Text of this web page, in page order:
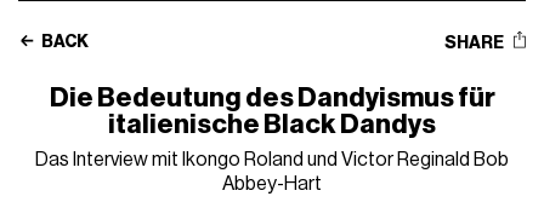
BACK SHARE
Die Bedeutung des Dandyismus für
italienische Black Dandys
Das Interview mit Ikongo Roland und Victor Reginald Bob
Abbey-Hart